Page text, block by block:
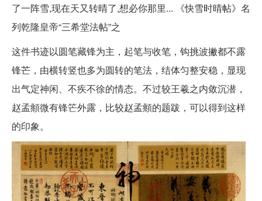
了一阵雪,现在天又转晴了,想必你那里... 《快雪时晴帖》名
列乾隆皇帝“三希堂法帖”之
这件书迹以圆笔藏锋为主，起笔与收笔，钩挑波撇都不露
锋芒，由横转竖也多为圆转的笔法，结体匀整安稳，显现
出气定神闲、不疾不徐的情态。不过较王羲之内敛沉潜，
赵孟頫微有锋笀外露，比较赵孟頫的题跋，可以得到这样
的印象。